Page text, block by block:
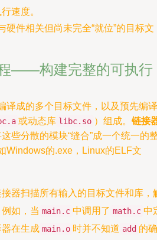
速度。
件相关但尚未完全“就位”的目标文
——构建完整的可执行
译成的多个目标文件，以及预先编译
或动态库 libc.so ）组成。 链接
些分散的模块“缝合”成一个统一的
Windows的.exe，Linux的ELF文
接器扫描所有输入的目标文件和库，
如，当 main.c 中调用了 math.c 中
器在生成 main.o 时并不知道 add 的确